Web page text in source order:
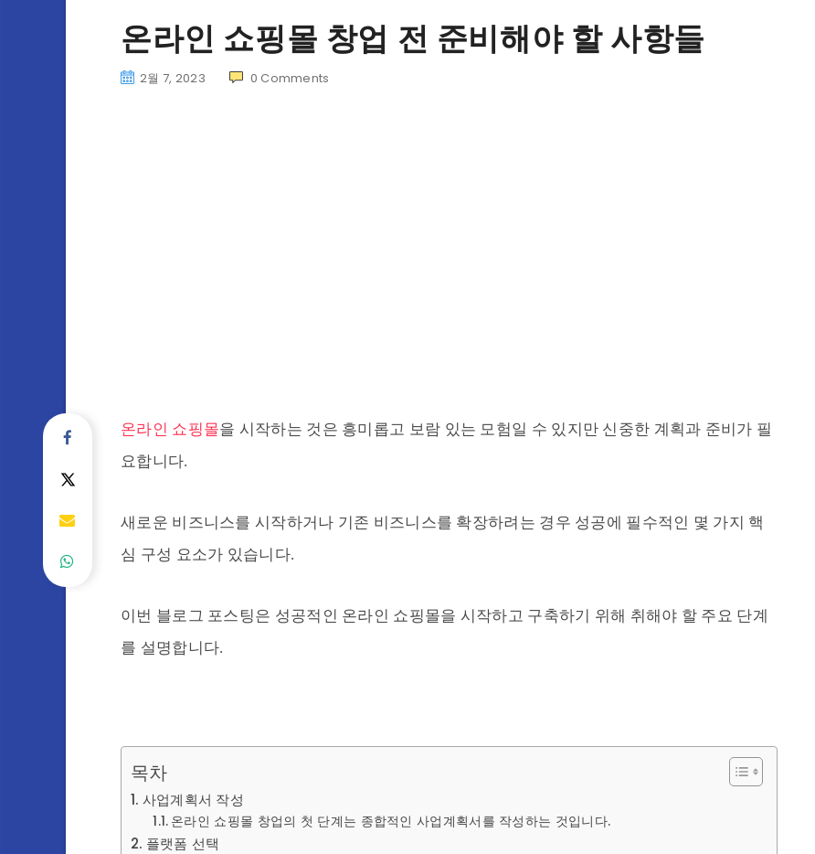
온라인 쇼핑몰 창업 전 준비해야 할 사항들
2월 7, 2023 0 Comments
온라인 쇼핑몰을 시작하는 것은 흥미롭고 보람 있는 모험일 수 있지만 신중한 계획과 준비가 필
요합니다.
새로운 비즈니스를 시작하거나 기존 비즈니스를 확장하려는 경우 성공에 필수적인 몇 가지 핵
심 구성 요소가 있습니다.
이번 블로그 포스팅은 성공적인 온라인 쇼핑몰을 시작하고 구축하기 위해 취해야 할 주요 단계
를 설명합니다.
목차
사업계획서 작성
온라인 쇼핑몰 창업의 첫 단계는 종합적인 사업계획서를 작성하는 것입니다.
플랫폼 선택